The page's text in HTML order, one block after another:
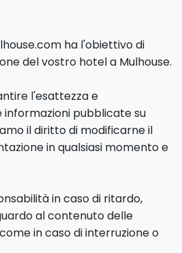
ha l'obiettivo di
del vostro hotel a Mulhouse.
l'esattezza e
pubblicate su
il diritto di modificarne il
in qualsiasi momento e
in caso di ritardo,
al contenuto delle
in caso di interruzione o